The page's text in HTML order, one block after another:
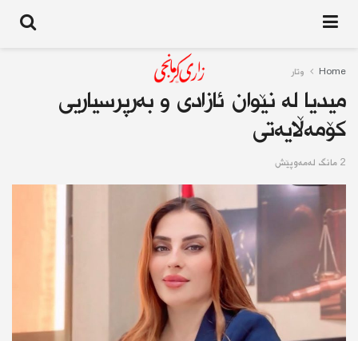
Home وتار
میدیا لە نێوان ئازادی و بەرپرسیاریی
كۆمەڵایەتی
2 مانگ له‌مه‌وپێش